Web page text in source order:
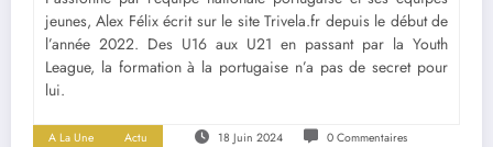
jeunes, Alex Félix écrit sur le site Trivela.fr depuis le début de
l’année 2022. Des U16 aux U21 en passant par la Youth
League, la formation à la portugaise n’a pas de secret pour
lui.
A La Une Actu 18 Juin 2024 0 Commentaires